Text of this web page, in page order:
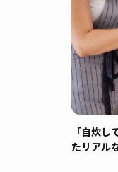
「自炊
たリアル